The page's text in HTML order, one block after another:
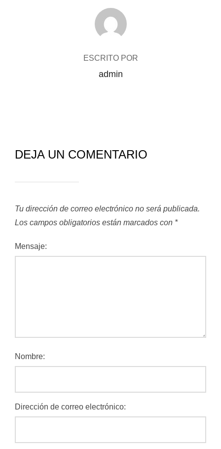
AUTOR DE LA ENTRADA
ESCRITO POR
admin
DEJA UN COMENTARIO
Tu dirección de correo electrónico no será publicada.
Los campos obligatorios están marcados con *
Mensaje:
Nombre:
Dirección de correo electrónico: